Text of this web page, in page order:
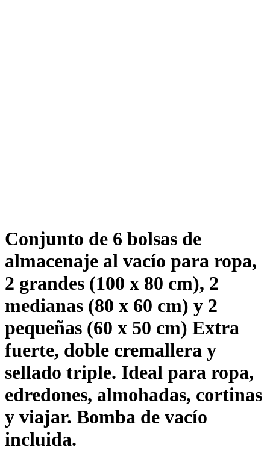
Conjunto de 6 bolsas de
almacenaje al vacío para ropa,
2 grandes (100 x 80 cm), 2
medianas (80 x 60 cm) y 2
pequeñas (60 x 50 cm) Extra
fuerte, doble cremallera y
sellado triple. Ideal para ropa,
edredones, almohadas, cortinas
y viajar. Bomba de vacío
incluida.